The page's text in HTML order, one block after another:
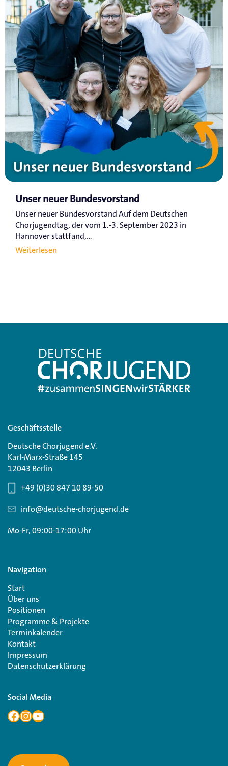
Unser neuer Bundesvorstand
Unser neuer Bundesvorstand Auf dem Deutschen
Chorjugendtag, der vom 1.-3. September 2023 in
Hannover stattfand,...
Weiterlesen
Geschäftsstelle
Deutsche Chorjugend e.V.
Karl-Marx-Straße 145
12043 Berlin
+49 (0)30 847 10 89-50
info@deutsche-chorjugend.de
Mo-Fr, 09:00-17:00 Uhr
Navigation
Start
Über uns
Positionen
Programme & Projekte
Terminkalender
Kontakt
Impressum
Datenschutzerklärung
Social Media